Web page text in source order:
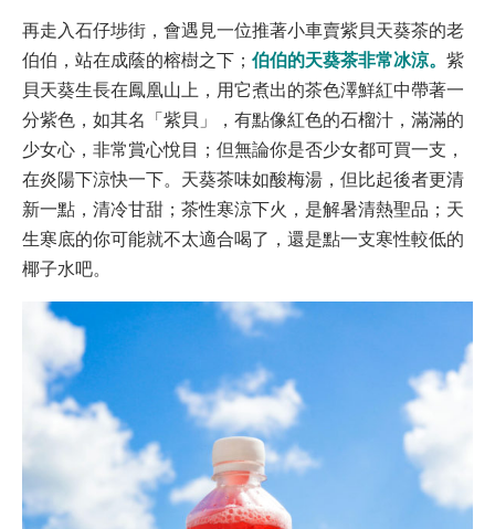
再走入石仔埗街，會遇見一位推著小車賣紫貝天葵茶的老
伯伯，站在成蔭的榕樹之下； 伯伯的天葵茶非常冰涼。 紫
貝天葵生長在鳳凰山上，用它煮出的茶色澤鮮紅中帶著一
分紫色，如其名「紫貝」，有點像紅色的石榴汁，滿滿的
少女心，非常賞心悅目；但無論你是否少女都可買一支，
在炎陽下涼快一下。天葵茶味如酸梅湯，但比起後者更清
新一點，清冷甘甜；茶性寒涼下火，是解暑清熱聖品；天
生寒底的你可能就不太適合喝了，還是點一支寒性較低的
椰子水吧。